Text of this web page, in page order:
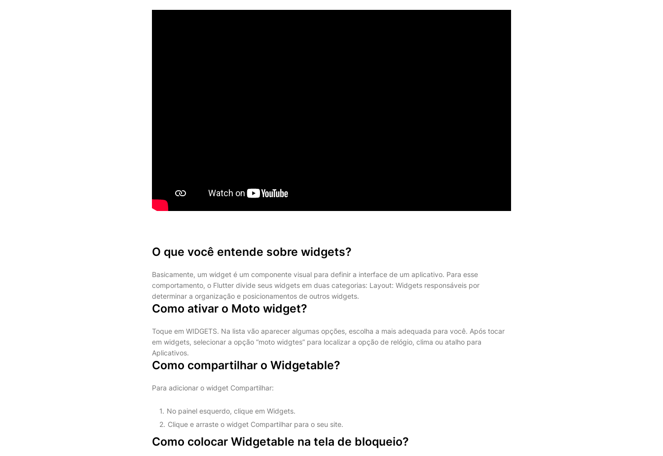
O que você entende sobre widgets?
Basicamente, um widget é um componente visual para definir a interface de um aplicativo. Para esse
comportamento, o Flutter divide seus widgets em duas categorias: Layout: Widgets responsáveis por
determinar a organização e posicionamentos de outros widgets.
Como ativar o Moto widget?
Toque em WIDGETS. Na lista vão aparecer algumas opções, escolha a mais adequada para você. Após tocar
em widgets, selecionar a opção “moto widgtes” para localizar a opção de relógio, clima ou atalho para
Aplicativos.
Como compartilhar o Widgetable?
Para adicionar o widget Compartilhar:
No painel esquerdo, clique em Widgets.
Clique e arraste o widget Compartilhar para o seu site.
Como colocar Widgetable na tela de bloqueio?